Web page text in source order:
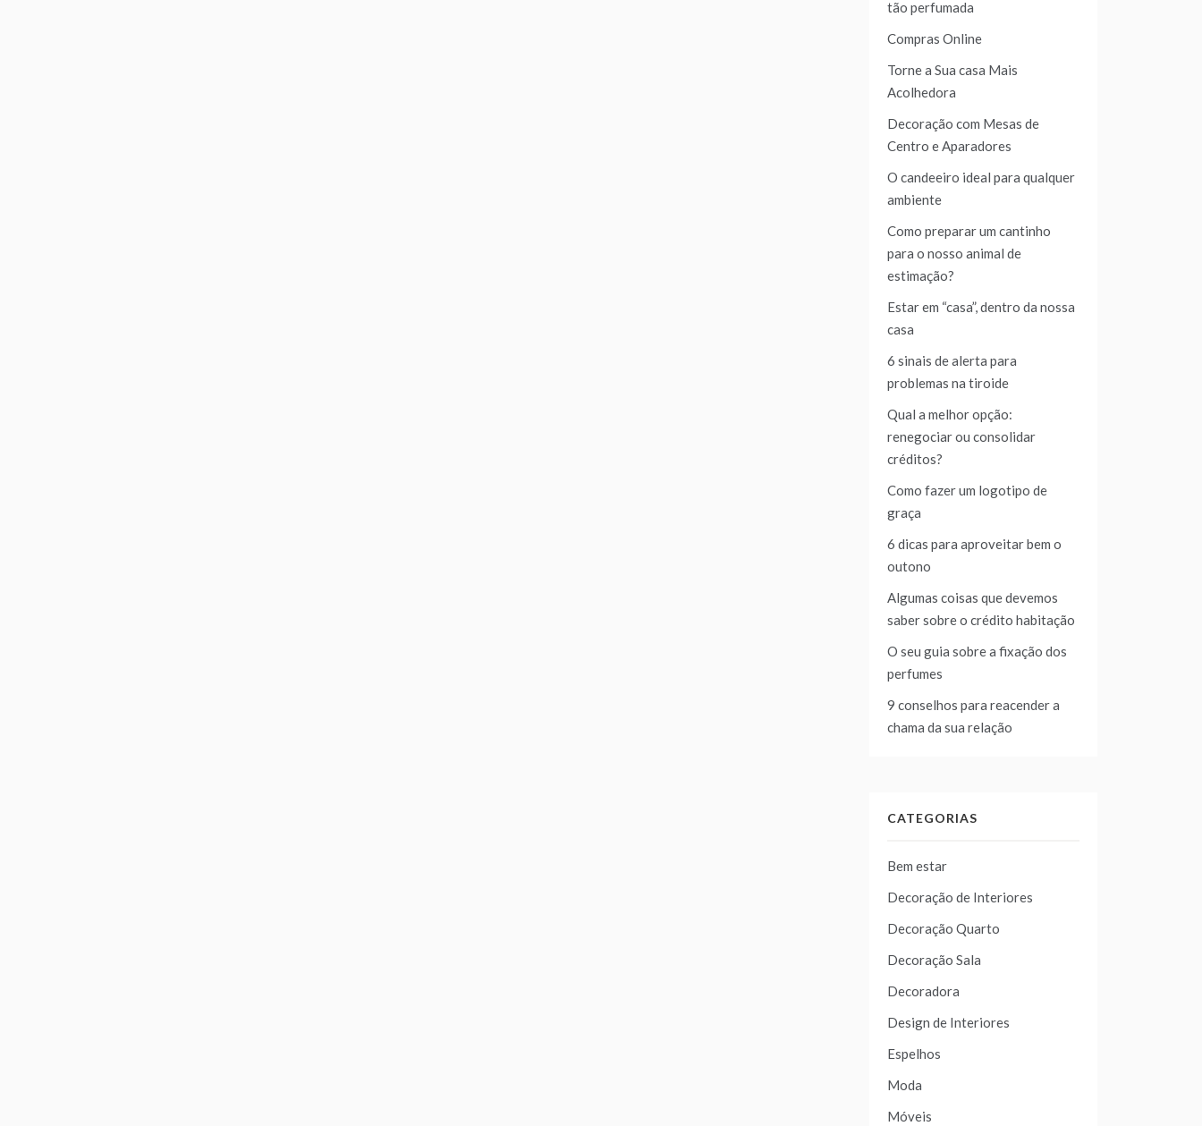
tão perfumada
Compras Online
Torne a Sua casa Mais
Acolhedora
Decoração com Mesas de
Centro e Aparadores
O candeeiro ideal para qualquer
ambiente
Como preparar um cantinho
para o nosso animal de
estimação?
Estar em “casa”, dentro da nossa
casa
6 sinais de alerta para
problemas na tiroide
Qual a melhor opção:
renegociar ou consolidar
créditos?
Como fazer um logotipo de
graça
6 dicas para aproveitar bem o
outono
Algumas coisas que devemos
saber sobre o crédito habitação
O seu guia sobre a fixação dos
perfumes
9 conselhos para reacender a
chama da sua relação
CATEGORIAS
Bem estar
Decoração de Interiores
Decoração Quarto
Decoração Sala
Decoradora
Design de Interiores
Espelhos
Moda
Móveis